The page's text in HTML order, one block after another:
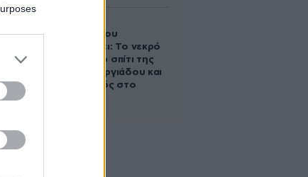
Τζώρτζογλου
αποκαλύπτει: Το νεκρό
έμβρυο στο σπίτι της
Μαρίας Γεωργιάδου και
ο εγκλεισμός στο